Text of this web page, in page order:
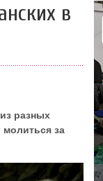
в
разных
за